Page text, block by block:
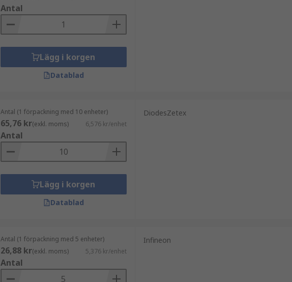
Antal
Lägg i korgen
Datablad
Antal (1 förpackning med 10 enheter)
65,76 kr(exkl. moms) 6,576 kr/enhet
Antal
Lägg i korgen
Datablad
DiodesZetex
Antal (1 förpackning med 5 enheter)
26,88 kr(exkl. moms) 5,376 kr/enhet
Antal
Infineon